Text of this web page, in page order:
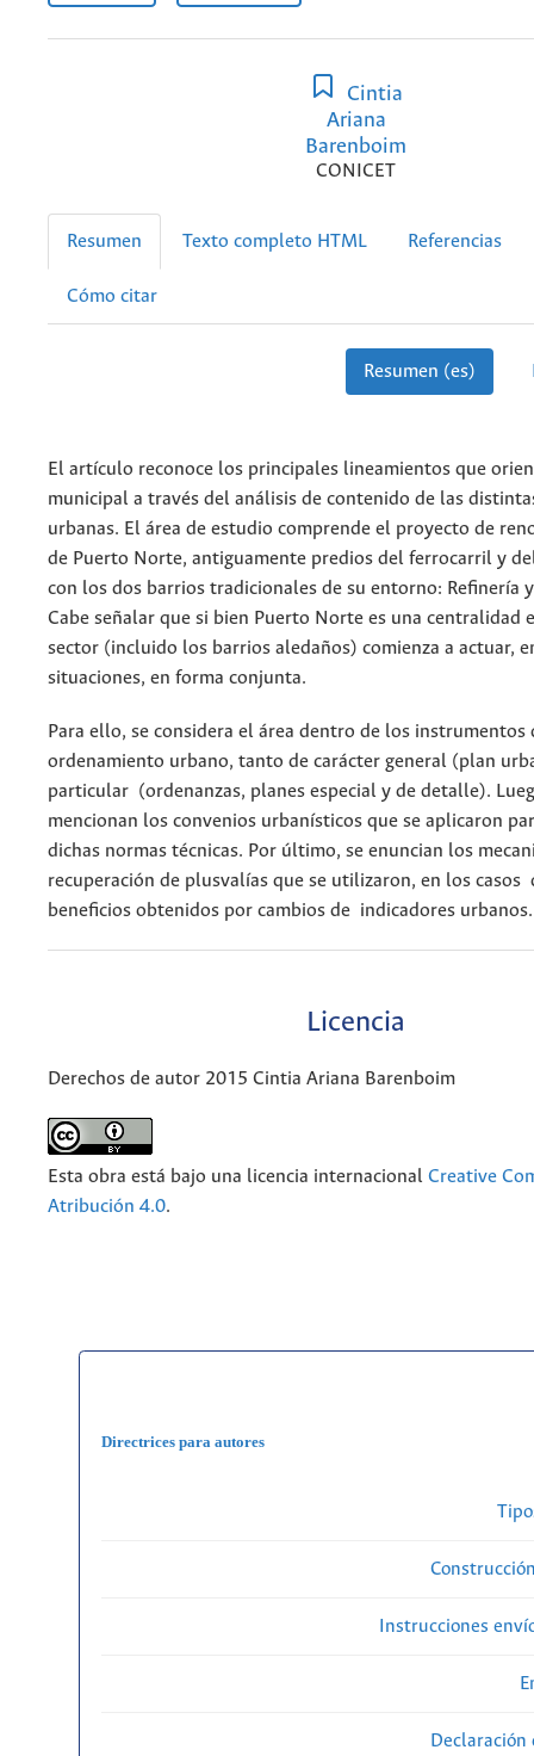
Cintia
Ariana
Barenboim
CONICET
Resumen Texto completo HTML Referencias
Cómo citar
Resumen (es)
El artículo reconoce los principales lineamientos que
municipal a través del análisis de contenido de las
urbanas. El área de estudio comprende el proyecto de
de Puerto Norte, antiguamente predios del ferrocarril y
con los dos barrios tradicionales de su entorno: Refinería
Cabe señalar que si bien Puerto Norte es una centralidad
sector (incluido los barrios aledaños) comienza a actuar,
situaciones, en forma conjunta.
Para ello, se considera el área dentro de los instrumentos
ordenamiento urbano, tanto de carácter general (plan
particular (ordenanzas, planes especial y de detalle).
mencionan los convenios urbanísticos que se aplicaron
dichas normas técnicas. Por último, se enuncian los
recuperación de plusvalías que se utilizaron, en los casos
beneficios obtenidos por cambios de indicadores urbanos.
Licencia
Derechos de autor 2015 Cintia Ariana Barenboim
Esta obra está bajo una licencia internacional Creative
Atribución 4.0.
Directrices para autores
Instrucciones